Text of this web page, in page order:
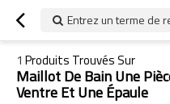
Entrez un terme de
1 Produits Trouvés Sur
Maillot De Bain Une
Ventre Et Une Épaule